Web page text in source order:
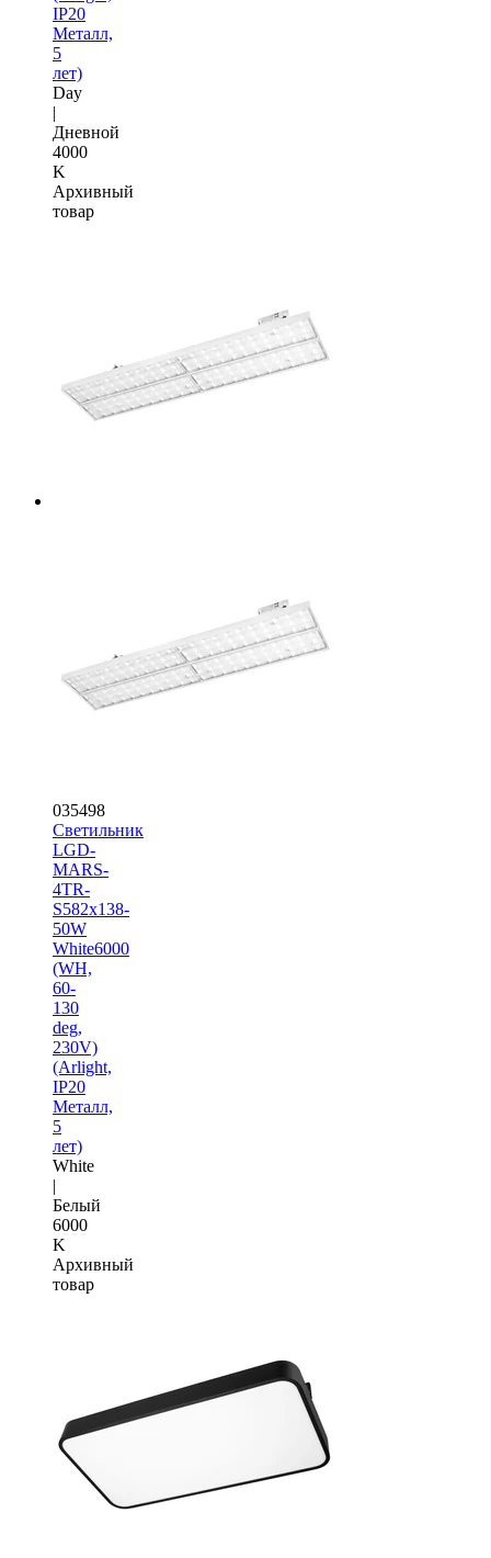
IP20
Металл,
5
лет)
Day
|
Дневной
4000
K
Архивный
товар
035498
Светильник
LGD-
MARS-
4TR-
S582x138-
50W
White6000
(WH,
60-
130
deg,
230V)
(Arlight,
IP20
Металл,
5
лет)
White
|
Белый
6000
K
Архивный
товар